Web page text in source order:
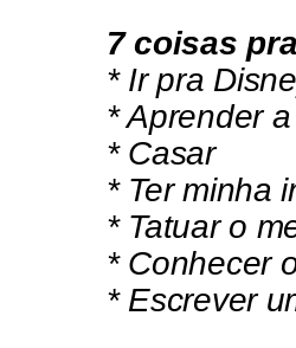
7 coisas
* Ir pra
* Aprender
* Casar
* Ter minha
* Tatuar o
* Conhecer
* Escrever